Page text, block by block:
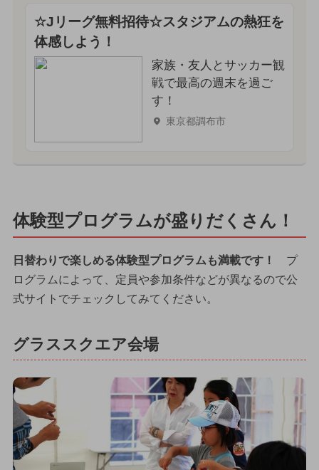
☆Jリーグ無料招待☆スタジアムの熱狂を
体感しよう！
家族・友人とサッカー観
戦で最高の週末を過ご
す！
東京都調布市
体験型プログラムが盛りだくさん！
日替わりで楽しめる体験型プログラムも満載です！
プ
ログラムによって、定員や参加条件などが異なるので公
式サイトでチェックしてみてください。
グラススクエア会場